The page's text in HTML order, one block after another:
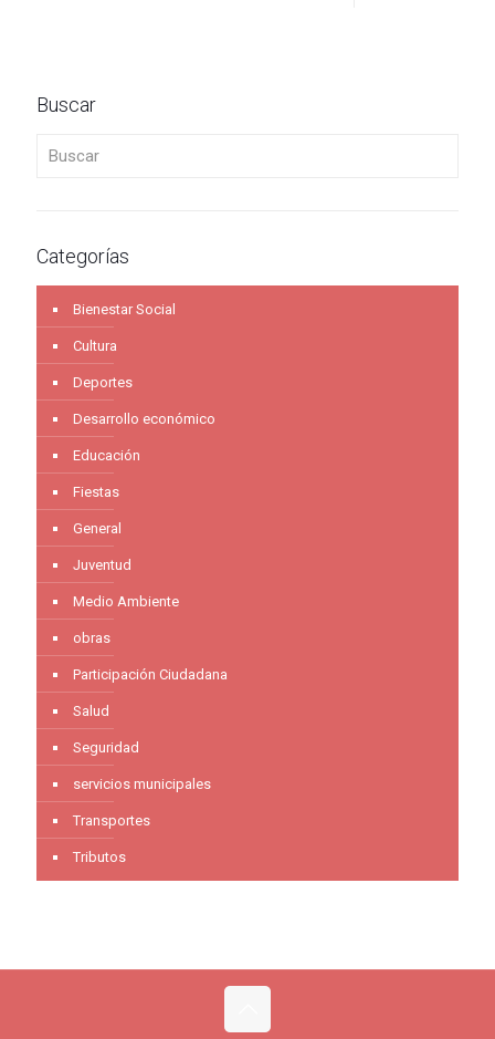
Buscar
Categorías
Bienestar Social
Cultura
Deportes
Desarrollo económico
Educación
Fiestas
General
Juventud
Medio Ambiente
obras
Participación Ciudadana
Salud
Seguridad
servicios municipales
Transportes
Tributos